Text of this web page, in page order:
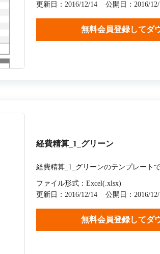
更新日：2016/12/14
公開日：2016/
無料会員登録してダ
経費精算_1_グリーン
経費精算_1_グリーンのテンプレート
ファイル形式：Excel(.xlsx)
更新日：2016/12/14
公開日：2016/
無料会員登録してダ